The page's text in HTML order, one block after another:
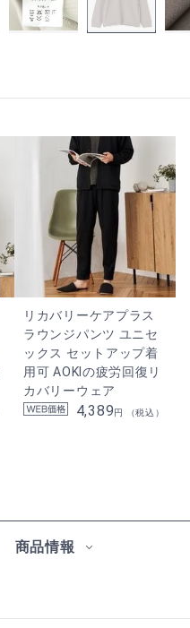
リカバリーケアプラス
ラウンジパンツ ユニセ
ックス セットアップ着
用可 AOKIの疲労回復リ
カバリーウェア
4,389円 （税込）
商品情報